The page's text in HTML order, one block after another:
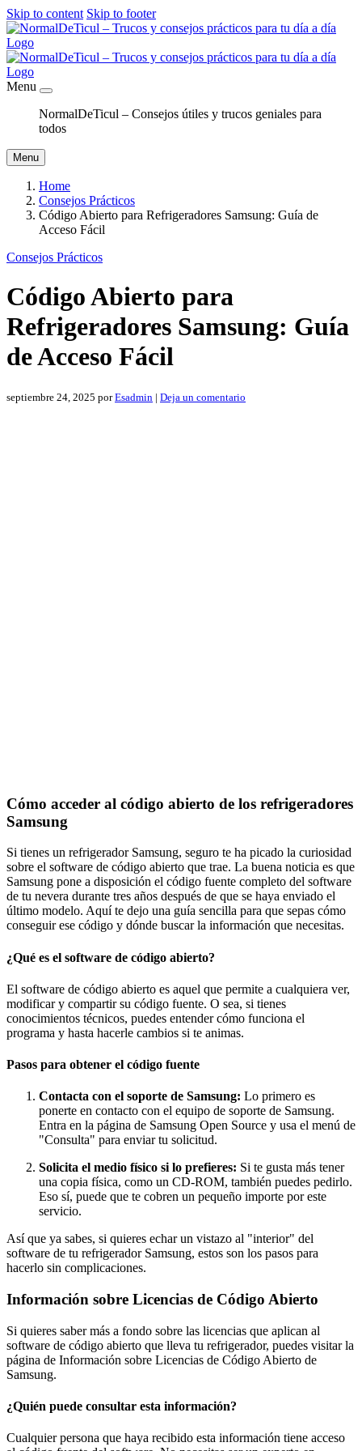
Skip to content Skip to footer
Menu
NormalDeTicul – Consejos útiles y trucos geniales para
todos
Menu
Home
Consejos Prácticos
Código Abierto para Refrigeradores Samsung: Guía de
Acceso Fácil
Consejos Prácticos
Código Abierto para
Refrigeradores Samsung: Guía
de Acceso Fácil
septiembre 24, 2025 porEsadmin | Deja un comentario
Cómo acceder al código abierto de los refrigeradores
Samsung
Si tienes un refrigerador Samsung, seguro te ha picado la curiosidad
sobre el software de código abierto que trae. La buena noticia es que
Samsung pone a disposición el código fuente completo del software
de tu nevera durante tres años después de que se haya enviado el
último modelo. Aquí te dejo una guía sencilla para que sepas cómo
conseguir ese código y dónde buscar la información que necesitas.
¿Qué es el software de código abierto?
El software de código abierto es aquel que permite a cualquiera ver,
modificar y compartir su código fuente. O sea, si tienes
conocimientos técnicos, puedes entender cómo funciona el
programa y hasta hacerle cambios si te animas.
Pasos para obtener el código fuente
Contacta con el soporte de Samsung: Lo primero es
ponerte en contacto con el equipo de soporte de Samsung.
Entra en la página de Samsung Open Source y usa el menú de
"Consulta" para enviar tu solicitud.
Solicita el medio físico si lo prefieres: Si te gusta más tener
una copia física, como un CD-ROM, también puedes pedirlo.
Eso sí, puede que te cobren un pequeño importe por este
servicio.
Así que ya sabes, si quieres echar un vistazo al "interior" del
software de tu refrigerador Samsung, estos son los pasos para
hacerlo sin complicaciones.
Información sobre Licencias de Código Abierto
Si quieres saber más a fondo sobre las licencias que aplican al
software de código abierto que lleva tu refrigerador, puedes visitar la
página de Información sobre Licencias de Código Abierto de
Samsung.
¿Quién puede consultar esta información?
Cualquier persona que haya recibido esta información tiene acceso